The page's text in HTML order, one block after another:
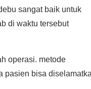
sangat baik untuk
di waktu tersebut
operasi. metode
pasien bisa